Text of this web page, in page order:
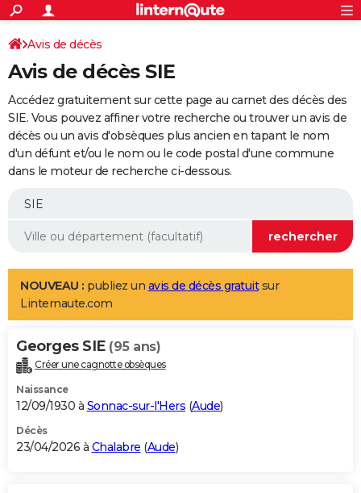
ACTUALITÉS
Politique
Société
Faits Divers
Education
Monde
Villes
+
SPORT
Coupe du monde 2026
Football
Tennis
Cyclisme
Rugby
Forum
Programme TV
TNT
Streaming
Cinéma
Sorties cinéma
Musique
+
FINANCE
Retraite
Impôts
Epargne
Immobilier
Risques naturels par ville
Banque
Assurance
Crédit
AUTO
Essais
Réserver un essai
Citadines
Berlines
SUV
Forum auto
+
Mobiles
Meilleur smartphone
Internet
Ordinateurs
Jeux vidéo
Guide high-tech
Aménagement intérieur
LIFESTYLE
Art de vivre
Bien-être
Loisirs
Mode
Modes de vie
Alimentation
Guide de la santé
Maladies
Médicaments
Sommeil
VOYAGE
Destinations
City break
Voyage nature
Voyage de noces
Forum
Climat
+PHOTO
GUIDES D'ACHAT
BONS PLANS
Avis de décès
Avis de décès SIE
Accédez gratuitement sur cette page au carnet des décès des
SIE. Vous pouvez affiner votre recherche ou trouver un avis de
décès ou un avis d'obsèques plus ancien en tapant le nom
d'un défunt et/ou le nom ou le code postal d'une commune
dans le moteur de recherche ci-dessous.
NOUVEAU : publiez un avis de décès gratuitsur
Linternaute.com
Georges SIE (95 ans)
Créer une cagnotte obsèques
Naissance
12/09/1930 à Sonnac-sur-l'Hers (Aude)
Décès
23/04/2026 à Chalabre (Aude)